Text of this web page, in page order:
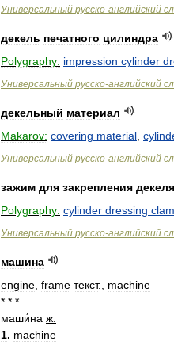
Универсальный русско-английский
декель печатного цилиндра
Polygraphy: impression cylinder
Универсальный русско-английский
декельный материал
Makarov: covering material
Универсальный русско-английский
зажим для закрепления декеля
Polygraphy: cylinder dressing
Универсальный русско-английский
машина
engine frame текст.
machine
* * *
маши́на ж
1. machine